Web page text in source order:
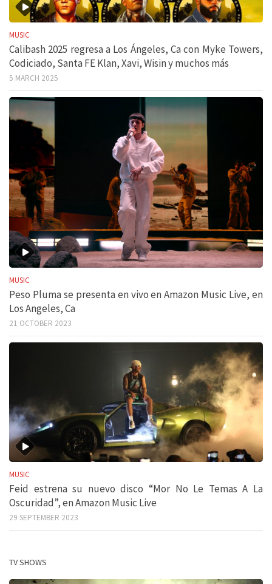
MUSIC
Calibash 2025 regresa a Los Ángeles, Ca con Myke Towers,
Codiciado, Santa FE Klan, Xavi, Wisin y muchos más
5 MARCH 2025
MUSIC
Peso Pluma se presenta en vivo en Amazon Music Live, en
Los Angeles, Ca
21 OCTOBER 2023
MUSIC
Feid estrena su nuevo disco “Mor No Le Temas A La
Oscuridad”, en Amazon Music Live
29 SEPTEMBER 2023
TV SHOWS